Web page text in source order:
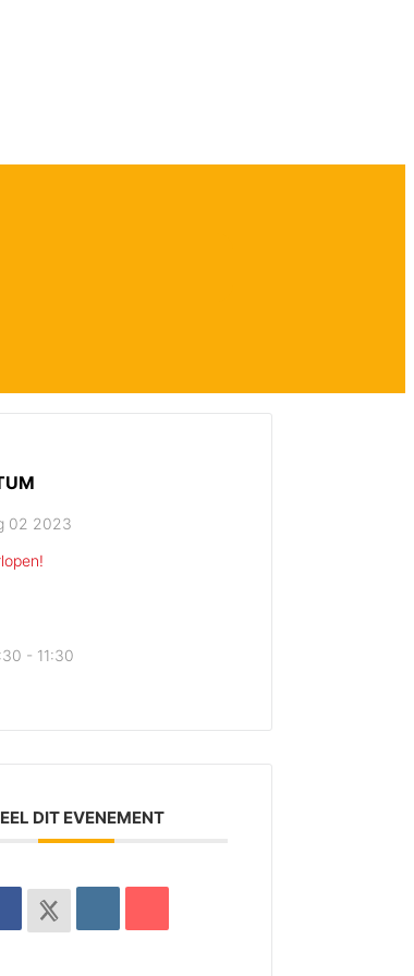
02 2023
- 11:30
DIT EVENEMENT